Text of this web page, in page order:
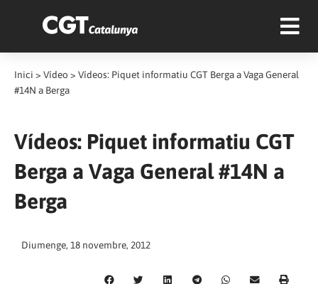
Inici > Vídeo > Vídeos: Piquet informatiu CGT Berga a Vaga General
#14N a Berga
Vídeos: Piquet informatiu CGT
Berga a Vaga General #14N a
Berga
Diumenge, 18 novembre, 2012